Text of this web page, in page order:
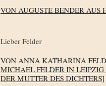
VON AUGUSTE BENDER AUS
Lieber Felder
VON ANNA KATHARINA
MICHAEL FELDER IN
DER MUTTER DES DICHTERS]